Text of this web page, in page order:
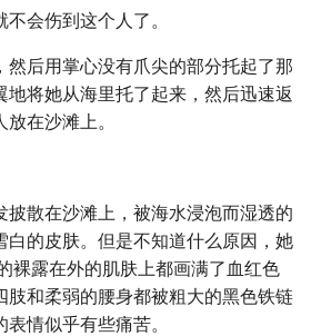
会伤到这个人了。
然后用掌心没有爪尖的部分托起了那
地将她从海里托了起来，然后迅速返
在沙滩上。
披散在沙滩上，被海水浸泡而湿透的
白的皮肤。但是不知道什么原因，她
裸露在外的肌肤上都画满了血红色
肢和柔弱的腰身都被粗大的黑色铁链
情似乎有些痛苦。